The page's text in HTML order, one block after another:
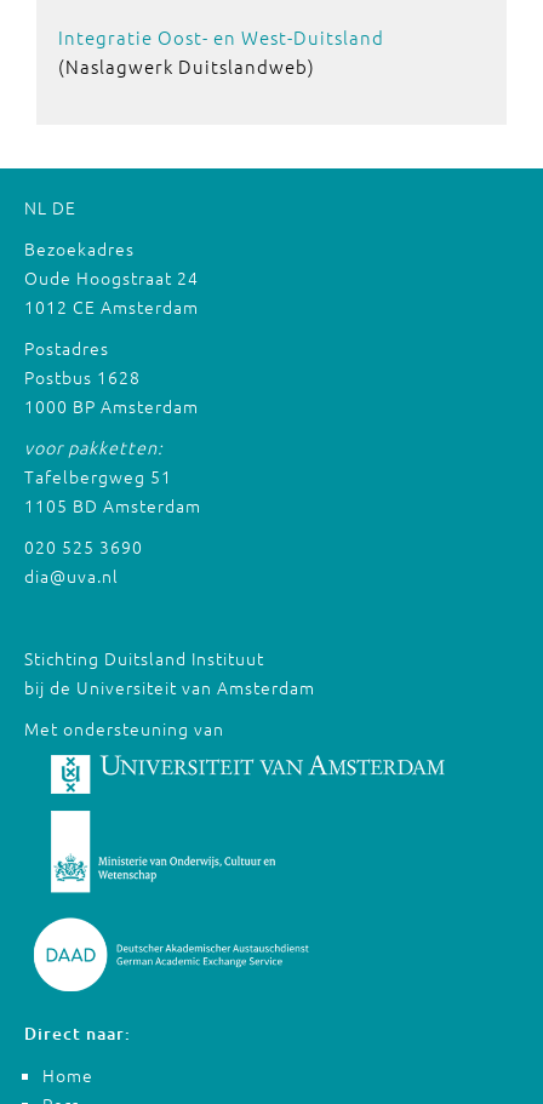
Integratie Oost- en West-Duitsland
(Naslagwerk Duitslandweb)
NL DE
Bezoekadres
Oude Hoogstraat 24
1012 CE Amsterdam
Postadres
Postbus 1628
1000 BP Amsterdam
voor pakketten:
Tafelbergweg 51
1105 BD Amsterdam
020 525 3690
dia@uva.nl
Stichting Duitsland Instituut
bij de Universiteit van Amsterdam
Met ondersteuning van
Direct naar:
Home